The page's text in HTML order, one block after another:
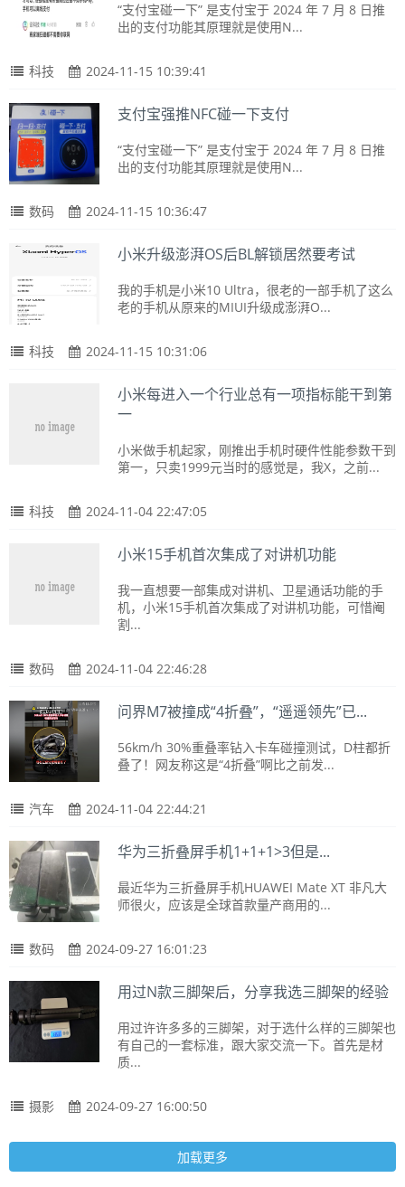
“支付宝碰一下” 是支付宝于 2024 年 7 月 8 日推
出的支付功能其原理就是使用N...
科技 2024-11-15 10:39:41
支付宝强推NFC碰一下支付
“支付宝碰一下” 是支付宝于 2024 年 7 月 8 日推
出的支付功能其原理就是使用N...
数码 2024-11-15 10:36:47
小米升级澎湃OS后BL解锁居然要考试
我的手机是小米10 Ultra，很老的一部手机了这么
老的手机从原来的MIUI升级成澎湃O...
科技 2024-11-15 10:31:06
小米每进入一个行业总有一项指标能干到第
一
小米做手机起家，刚推出手机时硬件性能参数干到
第一，只卖1999元当时的感觉是，我X，之前...
科技 2024-11-04 22:47:05
小米15手机首次集成了对讲机功能
我一直想要一部集成对讲机、卫星通话功能的手
机，小米15手机首次集成了对讲机功能，可惜阉
割...
数码 2024-11-04 22:46:28
问界M7被撞成“4折叠”，“遥遥领先”已...
56km/h 30%重叠率钻入卡车碰撞测试，D柱都折
叠了！网友称这是“4折叠”啊比之前发...
汽车 2024-11-04 22:44:21
华为三折叠屏手机1+1+1>3但是...
最近华为三折叠屏手机HUAWEI Mate XT 非凡大
师很火，应该是全球首款量产商用的...
数码 2024-09-27 16:01:23
用过N款三脚架后，分享我选三脚架的经验
用过许许多多的三脚架，对于选什么样的三脚架也
有自己的一套标准，跟大家交流一下。首先是材
质...
摄影 2024-09-27 16:00:50
加载更多